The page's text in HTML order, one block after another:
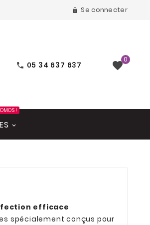
 Se connecter
 05 34 637 637 0
!
efficace
spécialement conçus pour